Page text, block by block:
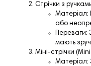
Стрічки з
Матеріал:
або
Переваги:
мають
Міні-стрічки
Матеріал: